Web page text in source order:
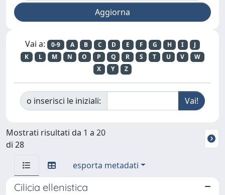
Vai a: 0-9 A B C D E F G H I
J
K
L M N O P Q R S T U V
W
X
Y Z
o inserisci le iniziali:
Mostrati risultati da 1 a 20
di 28
esporta metadati
Cilicia ellenistica